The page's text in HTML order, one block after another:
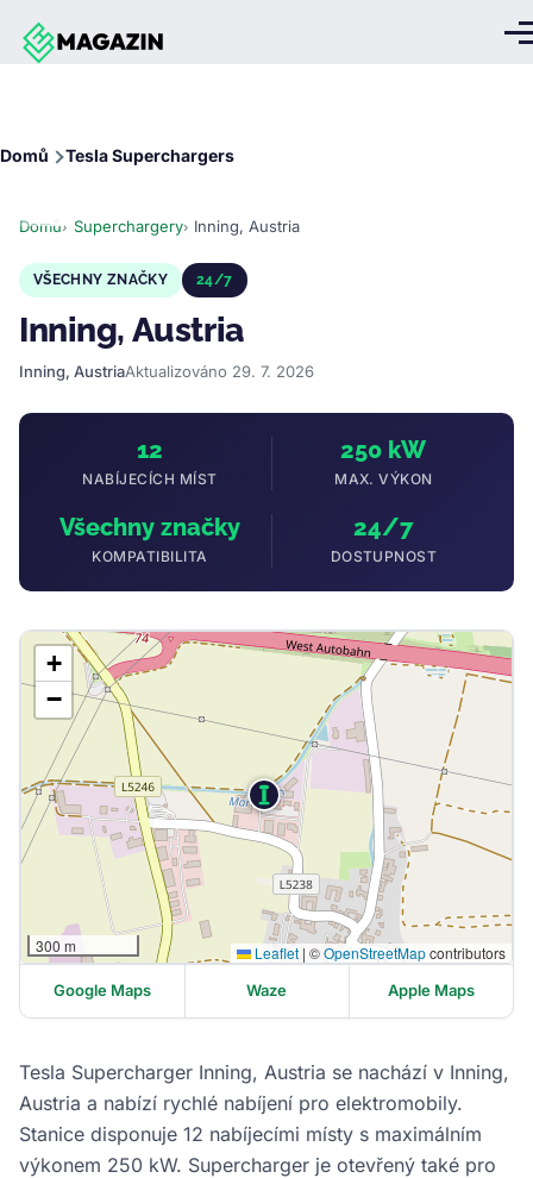
Přejít k hlavnímu obsahu
Domů Tesla Superchargers
Domů Superchargery Inning, Austria
VŠECHNY ZNAČKY 24/7
Inning, Austria
Inning, AustriaAktualizováno 29. 7. 2026
12
NABÍJECÍCH MÍST
250 kW
MAX. VÝKON
Všechny značky
KOMPATIBILITA
24/7
DOSTUPNOST
Tesla Supercharger Inning, Austria se nachází v Inning,
Austria a nabízí rychlé nabíjení pro elektromobily.
Stanice disponuje 12 nabíjecími místy s maximálním
výkonem 250 kW. Supercharger je otevřený také pro
+
−
300 m Leaflet | ©OpenStreetMapcontributors
Google Maps Waze Apple Maps